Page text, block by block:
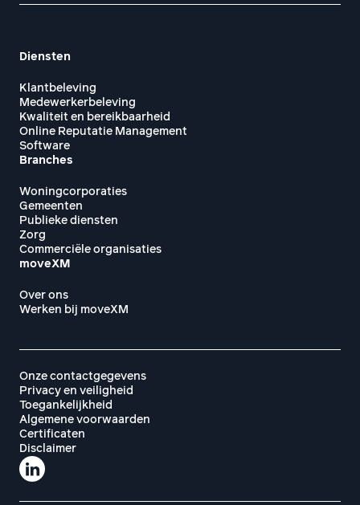
Diensten
Klantbeleving
Medewerkerbeleving
Kwaliteit en bereikbaarheid
Online Reputatie Management
Software
Branches
Woningcorporaties
Gemeenten
Publieke diensten
Zorg
Commerciële organisaties
moveXM
Over ons
Werken bij moveXM
Onze contactgegevens
Privacy en veiligheid
Toegankelijkheid
Algemene voorwaarden
Certificaten
Disclaimer